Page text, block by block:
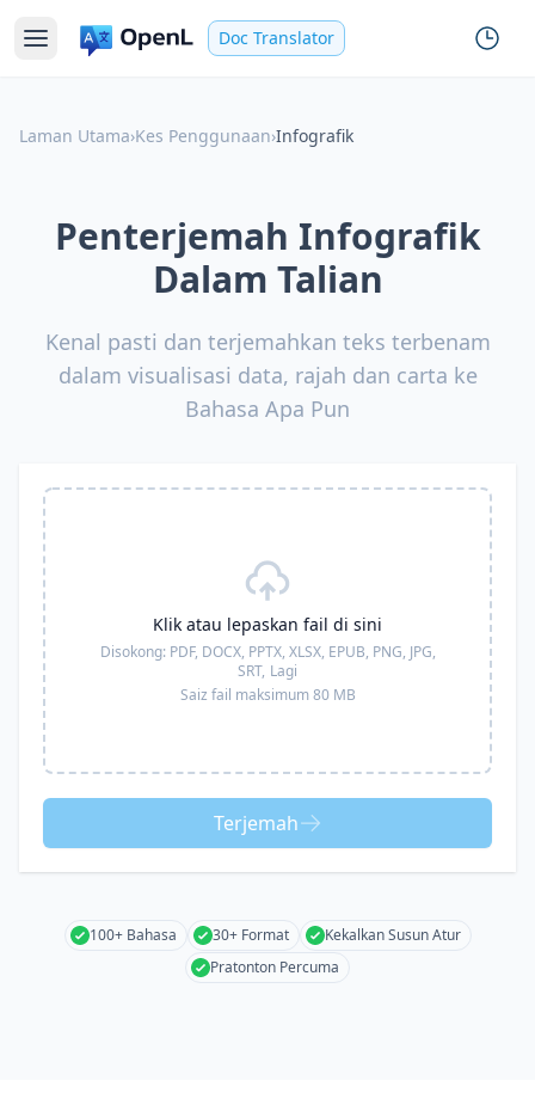
Doc Translator
Laman Utama›Kes Penggunaan›Infografik
Penterjemah Infografik
Dalam Talian
Kenal pasti dan terjemahkan teks terbenam
dalam visualisasi data, rajah dan carta ke
Bahasa Apa Pun
Klik atau lepaskan fail di sini
Disokong: PDF, DOCX, PPTX, XLSX, EPUB, PNG, JPG,
SRT, Lagi
Saiz fail maksimum 80 MB
Terjemah
100+ Bahasa 30+ Format
Kekalkan Susun Atur
Pratonton Percuma